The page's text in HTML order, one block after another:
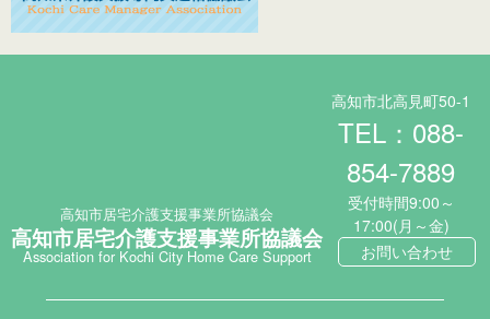
高知市居宅介護支援事業所協議会
高知市居宅介護支援事業所協議会
Association for Kochi City Home Care Support
高知市北高見町50-1
TEL：088-
854-7889
受付時間9:00～
17:00(月～金)
お問い合わせ